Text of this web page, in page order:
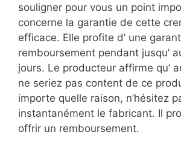
souligner pour vous un point
concerne la garantie de cette
efficace. Elle profite d’ une
remboursement pendant jusqu’
jours. Le producteur affirme qu’
ne seriez pas content de ce
importe quelle raison, n’hésitez
instantanément le fabricant. Il
offrir un remboursement.